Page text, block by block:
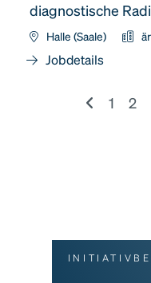
diagnostische
Halle (Saale)
Jobdetails
1 2